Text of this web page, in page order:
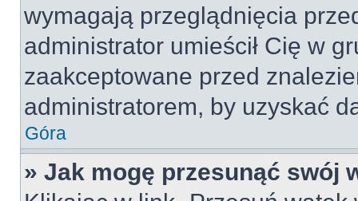
wymagają przeglądnięcia
administrator umieścił Cię w
zaakceptowane przed
administratorem, by uzyskać
Góra
» Jak mogę przesunąć swój